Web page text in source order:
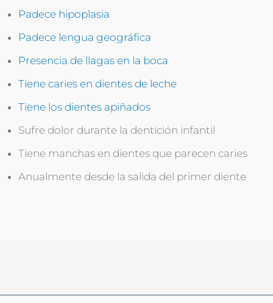
Padece hipoplasia
Padece lengua geográfica
Presencia de llagas en la boca
Tiene caries en dientes de leche
Tiene los dientes apiñados
Sufre dolor durante la dentición infantil
Tiene manchas en dientes que parecen caries
Anualmente desde la salida del primer diente